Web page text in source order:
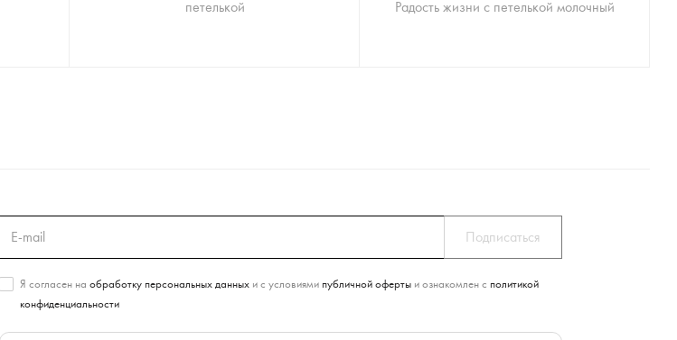
петелькой
Радость жизни с петелькой молочный
Я согласен на обработку персональных данныхи с условиями публичной офертыи ознакомлен с политикой
конфиденциальности